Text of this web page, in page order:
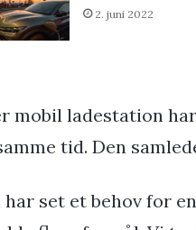
2. juni 2022
mobil ladestation
tid. Den
har set et behov for